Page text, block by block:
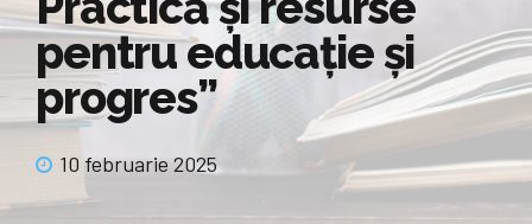
pentru educație și
progres”
10 februarie 2025